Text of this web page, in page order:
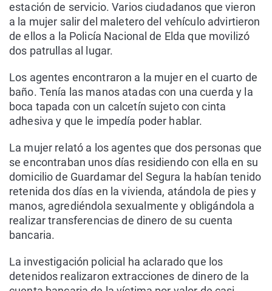
estación de servicio. Varios ciudadanos que vieron
a la mujer salir del maletero del vehículo advirtieron
de ellos a la Policía Nacional de Elda que movilizó
dos patrullas al lugar.
Los agentes encontraron a la mujer en el cuarto de
baño. Tenía las manos atadas con una cuerda y la
boca tapada con un calcetín sujeto con cinta
adhesiva y que le impedía poder hablar.
La mujer relató a los agentes que dos personas que
se encontraban unos días residiendo con ella en su
domicilio de Guardamar del Segura la habían tenido
retenida dos días en la vivienda, atándola de pies y
manos, agrediéndola sexualmente y obligándola a
realizar transferencias de dinero de su cuenta
bancaria.
La investigación policial ha aclarado que los
detenidos realizaron extracciones de dinero de la